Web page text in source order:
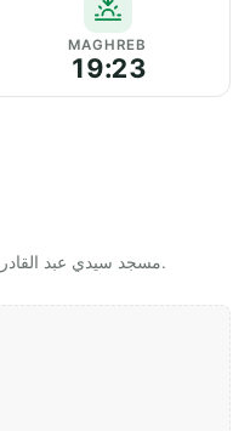
MAGHREB
19:23
Horaires officiels affichés par مسجد سيدي عبد القادر جمنة.